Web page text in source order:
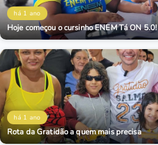
há 1 ano
Hoje começou o cursinho ENEM Tá ON 5.0!
há 1 ano
Rota da Gratidão a quem mais precisa